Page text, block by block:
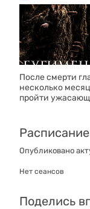
После смерти
несколько
пройти
Опубликовано
Нет сеансов
Поделись